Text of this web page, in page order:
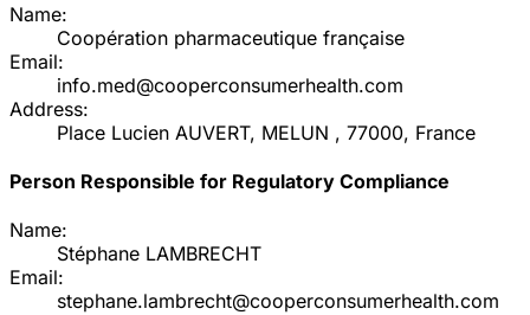
Name:
Coopération pharmaceutique française
Email:
info.med@cooperconsumerhealth.com
Address:
Place Lucien AUVERT, MELUN , 77000, France
Person Responsible for Regulatory Compliance
Name:
Stéphane LAMBRECHT
Email:
stephane.lambrecht@cooperconsumerhealth.com